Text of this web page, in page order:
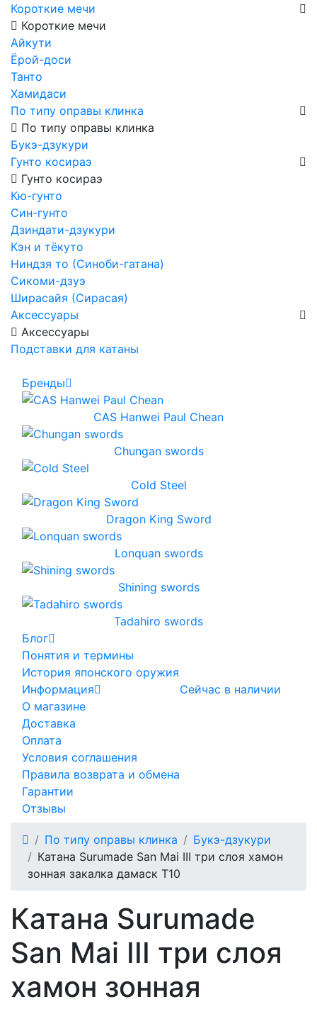
Короткие мечи
Короткие мечи
Айкути
Ёрой-доси
Танто
Хамидаси
По типу оправы клинка
По типу оправы клинка
Букэ-дзукури
Гунто косираэ
Гунто косираэ
Кю-гунто
Син-гунто
Дзиндати-дзукури
Кэн и тёкуто
Ниндзя то (Синоби-гатана)
Сикоми-дзуэ
Ширасайя (Сирасая)
Аксессуары
Аксессуары
Подставки для катаны
Бренды
CAS Hanwei Paul Chean
Chungan swords
Cold Steel
Dragon King Sword
Lonquan swords
Shining swords
Tadahiro swords
Блог
Понятия и термины
История японского оружия
Информация
О магазине
Доставка
Оплата
Условия соглашения
Правила возврата и обмена
Гарантии
Сейчас в наличии
Отзывы
По типу оправы клинка
Букэ-дзукури
Катана Surumade San Mai III три слоя хамон
зонная закалка дамаск T10
Катана Surumade
San Mai III три слоя
хамон зонная